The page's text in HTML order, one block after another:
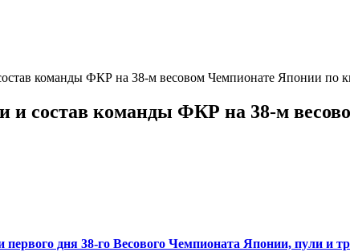
команды ФКР на 38-м весовом Чемпионате Японии по
и состав команды ФКР на 38-м
первого дня 38-го Весового Чемпионата Японии, пули и